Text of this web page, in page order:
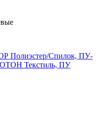
Полиэстер/Спилок, ПУ-
Текстиль, ПУ